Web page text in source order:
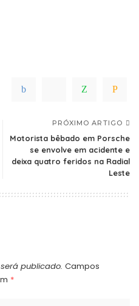
PRÓXIMO ARTIGO
Motorista bêbado em Porsche
se envolve em acidente e
deixa quatro feridos na Radial
Leste
publicado. Campos
*